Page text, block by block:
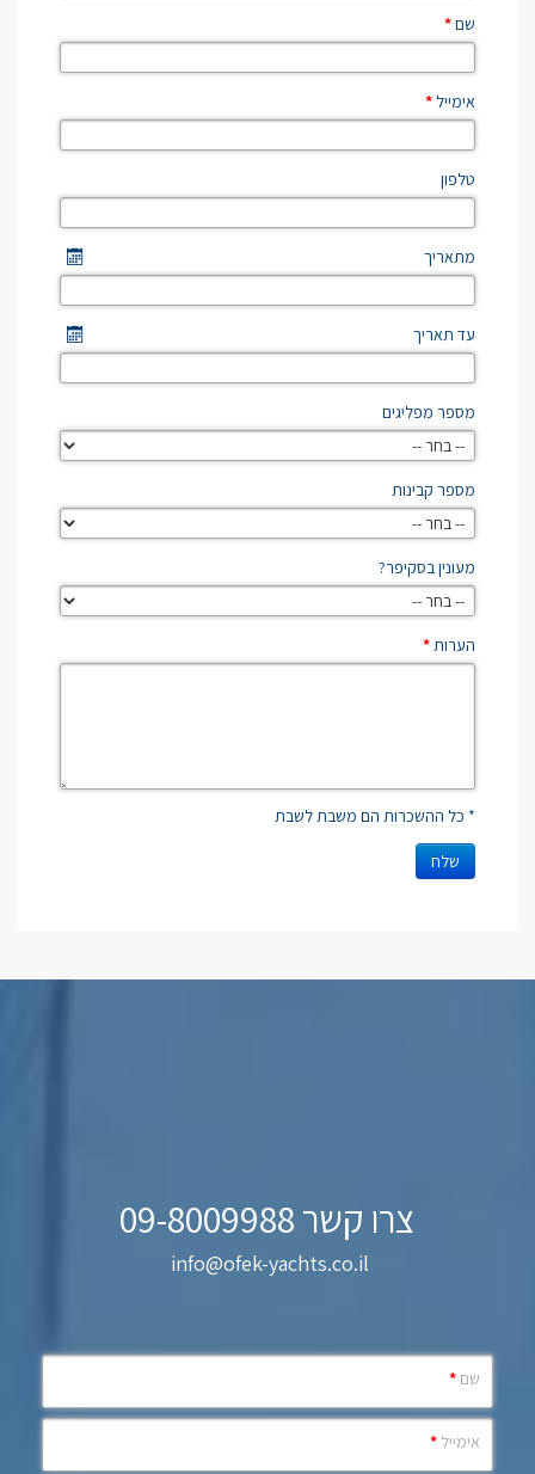
שם*
אימייל *
טלפון
מתאריך
עד תאריך
מספר מפליגים
מספר קבינות
מעונין בסקיפר?
הערות*
* כל ההשכרות הם משבת לשבת
שלח
צרו קשר 09-8009988
info@ofek-yachts.co.il
שם *
אימייל *